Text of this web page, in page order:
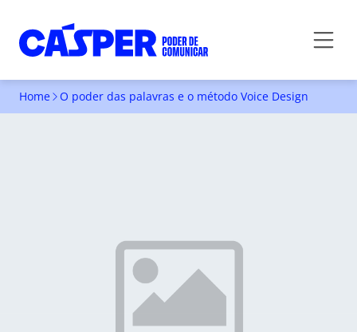
Home O poder das palavras e o método Voice Design